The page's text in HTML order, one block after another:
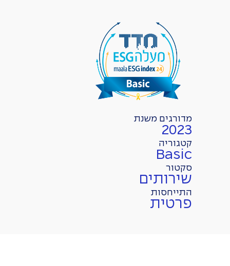
מדורגים משנת
2023
קטגוריה
Basic
סקטור
שירותים
התייחסות
פרטית